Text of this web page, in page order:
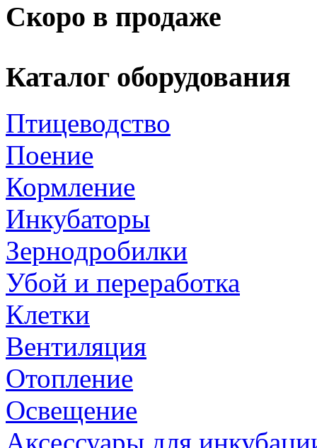
Скоро в продаже
Каталог оборудования
Птицеводство
Поение
Кормление
Инкубаторы
Зернодробилки
Убой и переработка
Клетки
Вентиляция
Отопление
Освещение
Аксессуары для